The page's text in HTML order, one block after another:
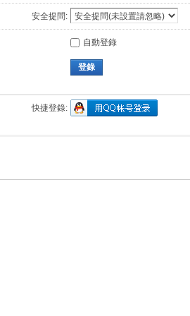
安全提問:
自動登錄
登錄
快捷登錄: